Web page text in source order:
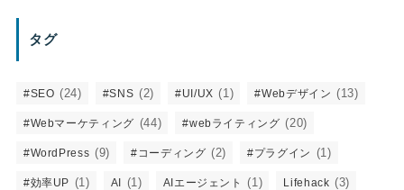
タグ
#SEO (24) #SNS (2) #UI/UX (1) #Webデザイン (13)
#Webマーケティング (44) #webライティング (20)
#WordPress (9) #コーディング (2) #プラグイン (1)
#効率UP (1) AI (1) AIエージェント (1) Lifehack (3)